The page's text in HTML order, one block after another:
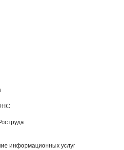
информационных услуг